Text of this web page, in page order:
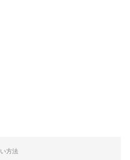
方法